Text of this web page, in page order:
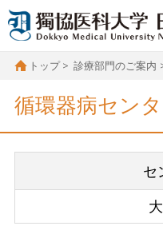
トップ 診療部門のご案内
循環器病セン
セ